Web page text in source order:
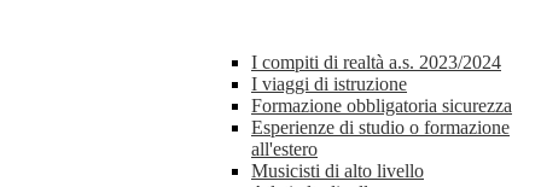
I compiti di realtà a.s. 2023/2024
I viaggi di istruzione
Formazione obbligatoria sicurezza
Esperienze di studio o formazione
all'estero
Musicisti di alto livello